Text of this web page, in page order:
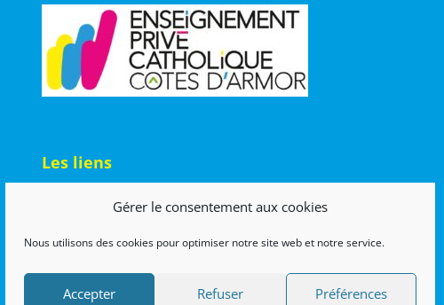
Gérer le consentement aux cookies
Nous utilisons des cookies pour optimiser notre site web et notre service.
Accepter Refuser Préférences
Les liens
Mentions légales